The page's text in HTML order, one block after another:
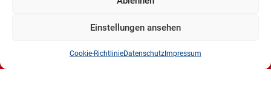
Einstellungen ansehen
Cookie-RichtlinieDatenschutz Impressum